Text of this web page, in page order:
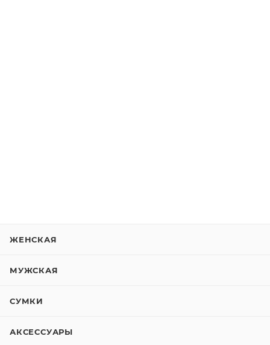
ЖЕНСКАЯ
МУЖСКАЯ
СУМКИ
АКСЕССУАРЫ